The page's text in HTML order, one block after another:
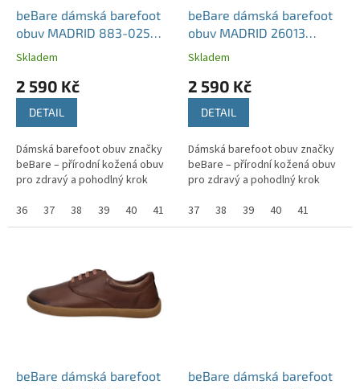
beBare dámská barefoot
obuv MADRID 883-025
černá
Skladem
2 590 Kč
DETAIL
Dámská barefoot obuv značky
beBare – přírodní kožená obuv
pro zdravý a pohodlný krok
36
37 38 39 40 41 42
beBare dámská barefoot
obuv MADRID 26013
hnědá
Skladem
2 590 Kč
DETAIL
Dámská barefoot obuv značky
beBare – přírodní kožená obuv
pro zdravý a pohodlný krok
37
38 39 40 41
beBare dámská barefoot
beBare dámská barefoot